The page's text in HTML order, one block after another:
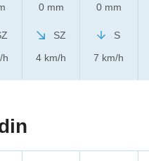
h
0 mm
SZ
4 km/h
0 mm
S
7 km/h